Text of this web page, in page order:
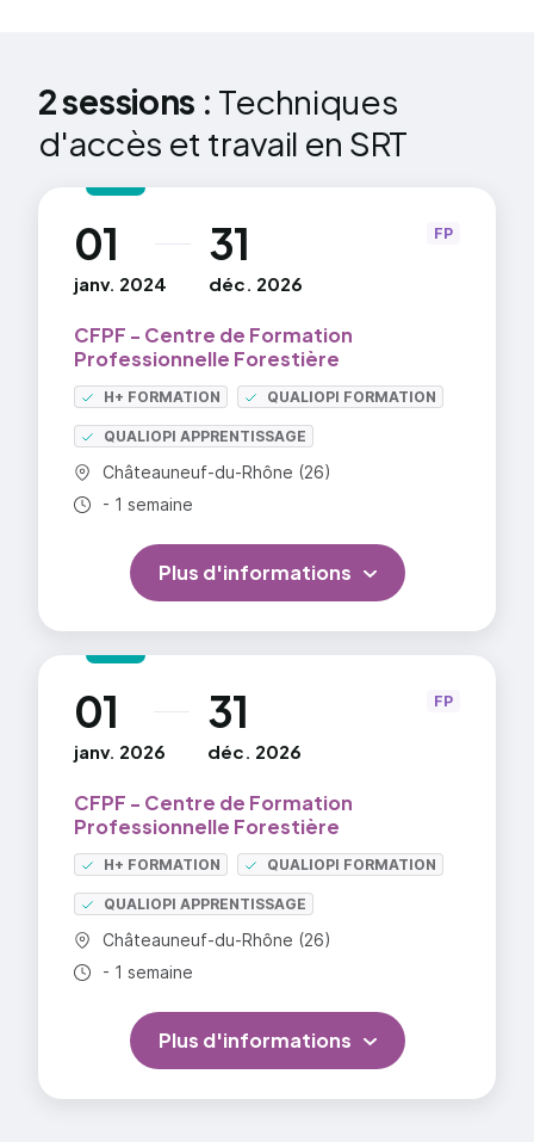
Utilisation et mise en place des Rope
sleeves.
Utilisation des nouveaux matériels type Rope
Wrench, Zigzag, Lov2 et autres bloqueurs
2 sessions : Techniques
d'accès et travail en SRT
01
janv. 2024
au 31
déc. 2026
CFPF - Centre de Formation
Professionnelle Forestière
H+ FORMATION QUALIOPI FORMATION
QUALIOPI APPRENTISSAGE
Commune :
Châteauneuf-du-Rhône (26)
Durée totale :
- 1 semaine
FP
Plus d'informations
01
janv. 2026
au 31
déc. 2026
CFPF - Centre de Formation
Professionnelle Forestière
H+ FORMATION QUALIOPI FORMATION
QUALIOPI APPRENTISSAGE
Commune :
Châteauneuf-du-Rhône (26)
Durée totale :
- 1 semaine
FP
Plus d'informations